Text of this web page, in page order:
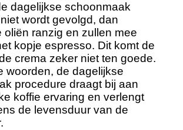
dagelijkse schoonmaak
wordt gevolgd, dan
oliën ranzig en zullen mee
kopje espresso. Dit komt de
crema zeker niet ten goede.
woorden, de dagelijkse
procedure draagt bij aan
koffie ervaring en verlengt
de levensduur van de